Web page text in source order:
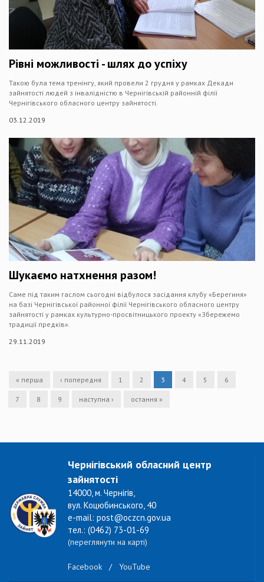
Рівні можливості - шлях до успіху
Такою була тема тренінгу, який провели 2 грудня у рамках Декади
зайнятості людей з інвалідністю в Чернігівській районній філії
Чернігівського обласного центру зайнятості.
03.12.2019
Шукаємо натхнення разом!
Саме під таким гаслом сьогодні відбулося засідання клубу «Берегиня»
на базі Чернігівської районної філії Чернігівського обласного центру
зайнятості у рамках культурно-просвітницького проекту «Збережемо
традиції предків».
29.11.2019
« перша ‹ попередня 1 2 3 4 5 6
7 8 9 наступна › остання »
Чернігівський обласний центр
зайнятості
14000, м. Чернігів,
вул. Коцюбинського, 40
e-mail: post@oczcn.gov.ua
тел.: (0462) 73-01-69
(переглянути на карті)
Facebook / YouTube